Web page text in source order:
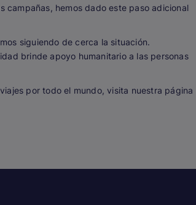
campañas, hemos dado este paso adicional
siguiendo de cerca la situación.
brinde apoyo humanitario a las personas
por todo el mundo, visita nuestra página